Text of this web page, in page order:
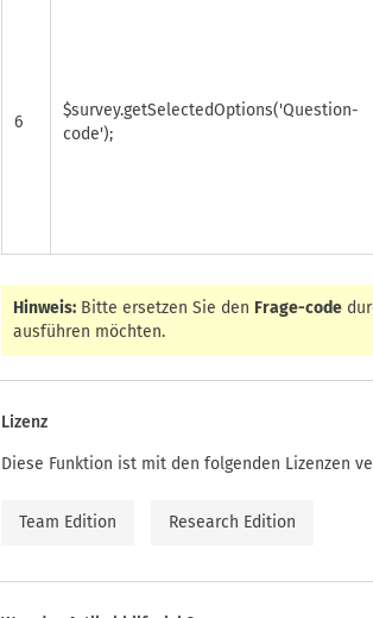
6
$survey.getSelectedOptions('Question-
code');
Hinweis: Bitte ersetzen Sie den Frage-code
ausführen möchten.
Lizenz
Diese Funktion ist mit den folgenden Lizenzen
Team Edition Research Edition